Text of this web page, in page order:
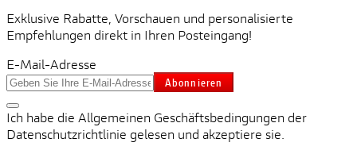
Exklusive Rabatte, Vorschauen und personalisierte
Empfehlungen direkt in Ihren Posteingang!
E-Mail-Adresse
Abonnieren
Ich habe die Allgemeinen Geschäftsbedingungen der
Datenschutzrichtlinie gelesen und akzeptiere sie.